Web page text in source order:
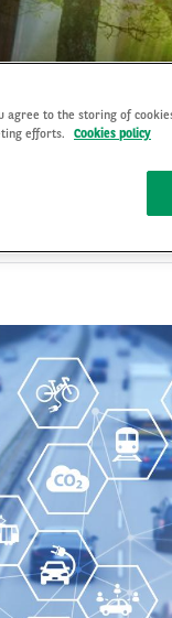
agree to the storing of
efforts.
Cookies policy